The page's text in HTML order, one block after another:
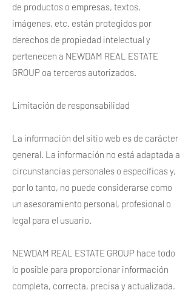
de productos o empresas, textos,
imágenes, etc. están protegidos por
derechos de propiedad intelectual y
pertenecen a NEWDAM REAL ESTATE
GROUP oa terceros autorizados.
Limitación de responsabilidad
La información del sitio web es de carácter
general. La información no está adaptada a
circunstancias personales o específicas y,
por lo tanto, no puede considerarse como
un asesoramiento personal, profesional o
legal para el usuario.
NEWDAM REAL ESTATE GROUP hace todo
lo posible para proporcionar información
completa, correcta, precisa y actualizada.